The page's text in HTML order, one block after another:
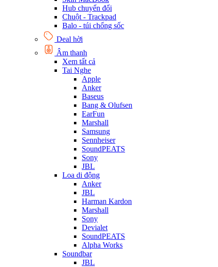
Hub chuyển đổi
Chuột - Trackpad
Balo - túi chống sốc
Deal hời
Âm thanh
Xem tất cả
Tai Nghe
Apple
Anker
Baseus
Bang & Olufsen
EarFun
Marshall
Samsung
Sennheiser
SoundPEATS
Sony
JBL
Loa di động
Anker
JBL
Harman Kardon
Marshall
Sony
Devialet
SoundPEATS
Alpha Works
Soundbar
JBL